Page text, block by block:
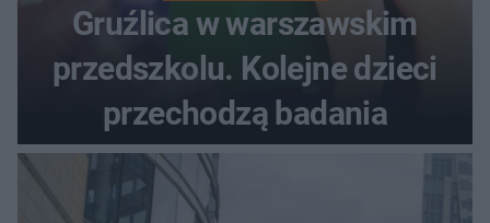
Gruźlica w warszawskim
przedszkolu. Kolejne dzieci
przechodzą badania